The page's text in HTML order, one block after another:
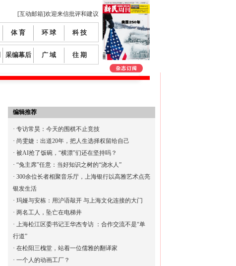
[互动邮箱]欢迎来信批评和建议
体 育 环 球 科 技
采编幕后 广 域 往 期
编辑推荐
· 专访常昊：今天的围棋不止竞技
· 尚雯婕：出道20年，把人生选择权留给自己
· 被AI抢了饭碗，“横漂”们还在坚持吗？
· “兔主席”任意：当好知识之树的“浇水人”
· 300余位长者相聚音乐厅，上海银行以高雅艺术点亮
银发生活
· 玛娅与安栋：用沪语敲开 与上海文化连接的大门
· 两名工人，坠亡在电梯井
· 上海松江区委书记王华杰专访 ：合作交流不是“单
行道”
· 在松阳三槐堂，站着一位儒雅的翻译家
· 一个人的动画工厂？